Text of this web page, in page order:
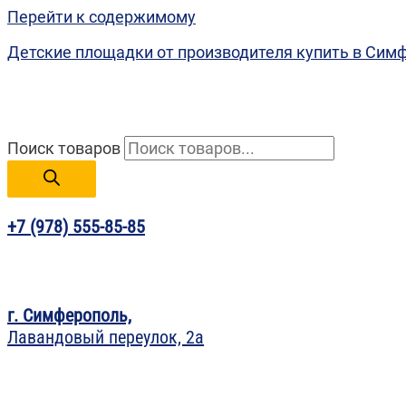
Перейти к содержимому
Детские площадки от производителя купить в
Поиск товаров
+7 (978) 555-85-85
г. Симферополь,
Лавандовый переулок, 2а